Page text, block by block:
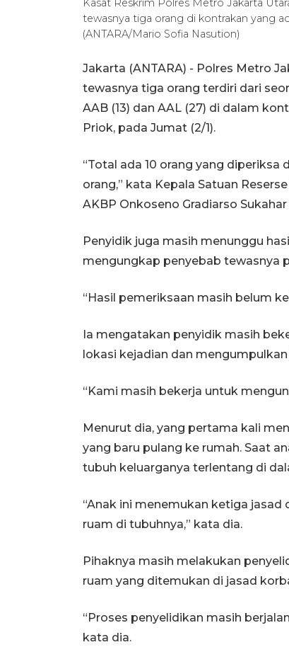
Kasat Reskrim Polres Metro Jakarta
tewasnya tiga orang di kontrakan yang
(ANTARA/Mario Sofia Nasution)
Jakarta (ANTARA) - Polres Metro
tewasnya tiga orang terdiri dari
AAB (13) dan AAL (27) di dalam
Priok, pada Jumat (2/1).
“Total ada 10 orang yang
orang,” kata Kepala Satuan
AKBP Onkoseno Gradiarso
Penyidik juga masih menunggu
mengungkap penyebab tewasnya
“Hasil pemeriksaan masih belum
Ia mengatakan penyidik masih
lokasi kejadian dan
“Kami masih bekerja untuk
Menurut dia, yang pertama kali
yang baru pulang ke rumah. Saat
tubuh keluarganya terlentang di
“Anak ini menemukan ketiga
ruam di tubuhnya,” kata dia.
Pihaknya masih melakukan
ruam yang ditemukan di jasad
“Proses penyelidikan masih
kata dia.